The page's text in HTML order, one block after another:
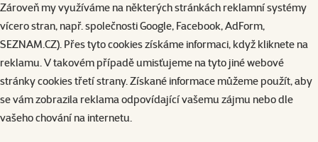
Zároveň my využíváme na některých stránkách reklamní systémy
vícero stran, např. společnosti Google, Facebook, AdForm,
SEZNAM.CZ). Přes tyto cookies získáme informaci, když kliknete na
reklamu. V takovém případě umisťujeme na tyto jiné webové
stránky cookies třetí strany. Získané informace můžeme použít, aby
se vám zobrazila reklama odpovídající vašemu zájmu nebo dle
vašeho chování na internetu.